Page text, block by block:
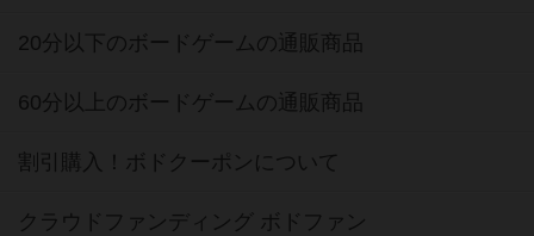
20分以下のボードゲームの通販商品
60分以上のボードゲームの通販商品
割引購入！ボドクーポンについて
クラウドファンディング ボドファン